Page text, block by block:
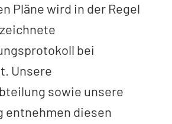
Pläne wird in der Regel
bei
Unsere
sowie unsere
entnehmen diesen